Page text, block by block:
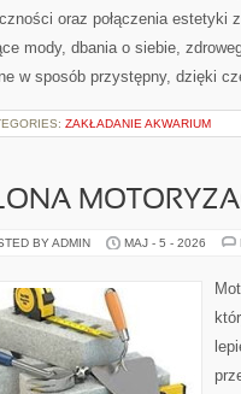
oraz połączenia estetyki
mody, dbania o siebie,
w sposób przystępny, dzięki
ZAKŁADANIE AKWARIUM
BY ADMIN MAJ - 5 - 2026